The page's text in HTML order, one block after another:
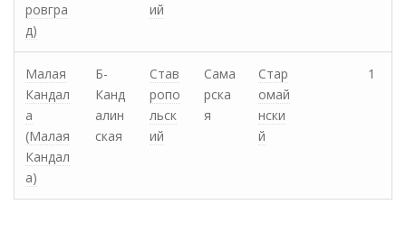
ровгра
д)
ий
Малая
Кандал
а
(Малая
Кандал
а)
Б-
Канд
алин
ская
Став
ропо
льск
ий
Сама
рска
я
Стар
омай
нски
й
1